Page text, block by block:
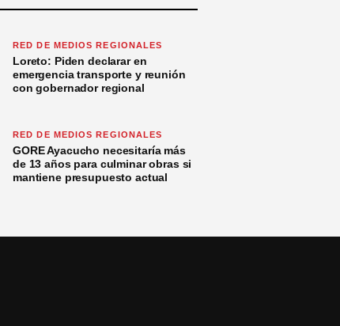
RED DE MEDIOS REGIONALES
Loreto: Piden declarar en
emergencia transporte y reunión
con gobernador regional
RED DE MEDIOS REGIONALES
GORE Ayacucho necesitaría más
de 13 años para culminar obras si
mantiene presupuesto actual